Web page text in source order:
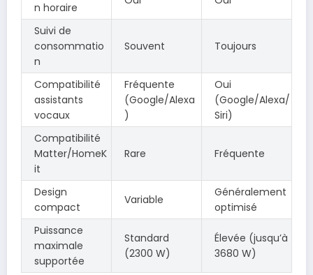
n horaire
Suivi de
consommatio
n
Souvent Toujours
Compatibilité
assistants
vocaux
Fréquente
(Google/Alexa
)
Oui
(Google/Alexa/
Siri)
Compatibilité
Matter/HomeK
it
Rare Fréquente
Design
compact
Variable
Généralement
optimisé
Puissance
maximale
supportée
Standard
(2300 W)
Élevée (jusqu’à
3680 W)